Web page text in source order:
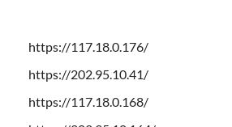
https://117.18.0.176/
https://202.95.10.41/
https://117.18.0.168/